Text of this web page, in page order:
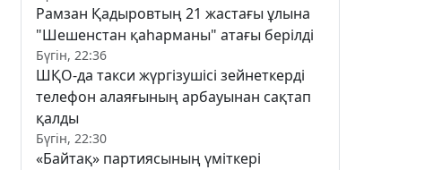
Рамзан Қадыровтың 21 жастағы ұлына
"Шешенстан қаһарманы" атағы берілді
Бүгін, 22:36
ШҚО-да такси жүргізушісі зейнеткерді
телефон алаяғының арбауынан сақтап
қалды
Бүгін, 22:30
«Байтақ» партиясының үміткері